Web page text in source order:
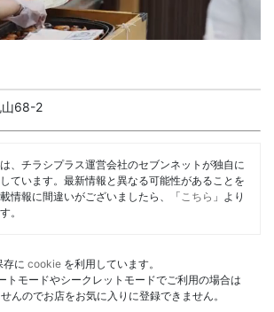
山68-2
、チラシプラス運営会社のセブンネットが独自に
ています。最新情報と異なる可能性があることを
情報に間違いがございましたら、「 こちら 」より
。
存に cookie を利用しています。
トモードやシークレットモードでご利用の場合は
んのでお店をお気に入りに登録できません。